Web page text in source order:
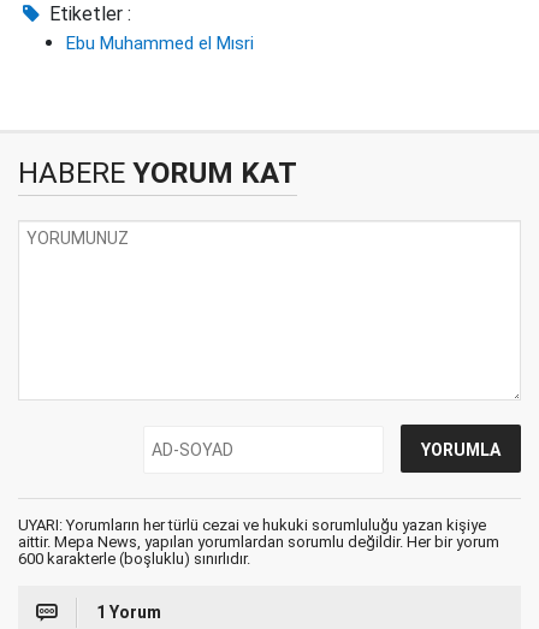
Etiketler :
Ebu Muhammed el Mısri
HABERE YORUM KAT
UYARI: Yorumların her türlü cezai ve hukuki sorumluluğu yazan kişiye
aittir. Mepa News, yapılan yorumlardan sorumlu değildir. Her bir yorum
600 karakterle (boşluklu) sınırlıdır.
1 Yorum